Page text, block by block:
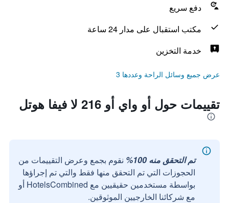
دفع سريع
مكتب استقبال على مدار 24 ساعة
خدمة التخزين
عرض جميع وسائل الراحة وعددها 3
تقييمات حول أو واي أو 216 لا فيفا هوتل
تم التحقق منه 100%
نقوم بجمع وعرض التقييمات من
الحجوزات التي تم التحقق منها فقط والتي تم إجراؤها
بواسطة مستخدمين حقيقيين مع HotelsCombined أو
مع شركائنا الخارجيين الموثوقين.